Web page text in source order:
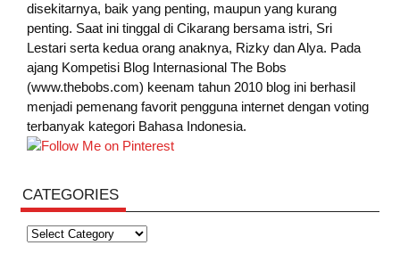
disekitarnya, baik yang penting, maupun yang kurang
penting. Saat ini tinggal di Cikarang bersama istri, Sri
Lestari serta kedua orang anaknya, Rizky dan Alya. Pada
ajang Kompetisi Blog Internasional The Bobs
(www.thebobs.com) keenam tahun 2010 blog ini berhasil
menjadi pemenang favorit pengguna internet dengan voting
terbanyak kategori Bahasa Indonesia.
CATEGORIES
Categories